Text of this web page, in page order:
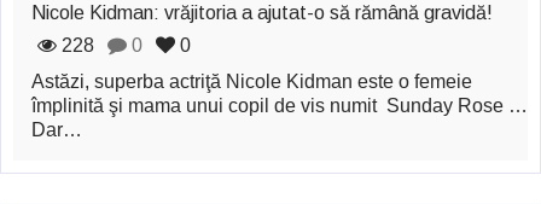
Nicole Kidman: vrăjitoria a ajutat-o să rămână gravidă!
228
0
0
Astăzi, superba actriţă Nicole Kidman este o femeie
împlinită şi mama unui copil de vis numit Sunday Rose …
Dar…